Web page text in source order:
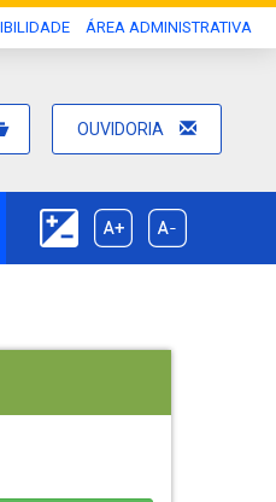
ÁREA ADMINISTRATIVA
OUVIDORIA